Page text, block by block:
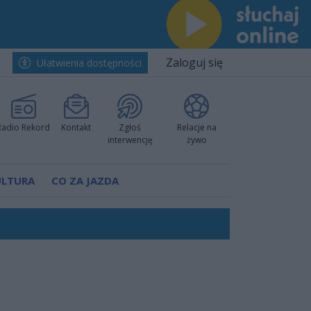
Ułatwienia dostępności Zaloguj się
Rekord Kontakt
Zgłoś
interwencję
Relacje na
żywo
CO ZA JAZDA